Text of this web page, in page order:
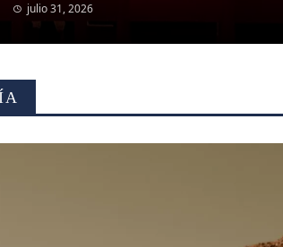
julio 31, 2026